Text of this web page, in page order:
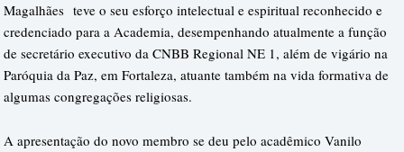
Magalhães teve o seu esforço intelectual e espiritual reconhecido e
credenciado para a Academia, desempenhando atualmente a função
de secretário executivo da CNBB Regional NE 1, além de vigário na
Paróquia da Paz, em Fortaleza, atuante também na vida formativa de
algumas congregações religiosas.
A apresentação do novo membro se deu pelo acadêmico Vanilo